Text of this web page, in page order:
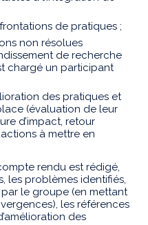
de pratiques ;
non résolues
de recherche
chargé un participant
des pratiques et
(évaluation de leur
d’impact, retour
à mettre en
rendu est rédigé,
les problèmes identifiés,
le groupe (en mettant
les références
des